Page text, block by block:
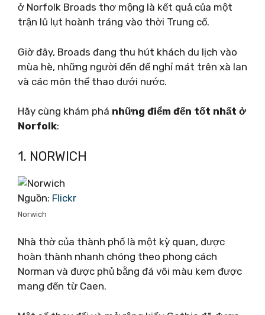
ở Norfolk Broads thơ mộng là kết quả của một
trận lũ lụt hoành tráng vào thời Trung cổ.
Giờ đây, Broads đang thu hút khách du lịch vào
mùa hè, những người đến để nghỉ mát trên xà lan
và các môn thể thao dưới nước.
Hãy cùng khám phá những điểm đến tốt nhất ở
Norfolk:
1. NORWICH
Nguồn: Flickr
Norwich
Nhà thờ của thành phố là một kỳ quan, được
hoàn thành nhanh chóng theo phong cách
Norman và được phủ bằng đá vôi màu kem được
mang đến từ Caen.